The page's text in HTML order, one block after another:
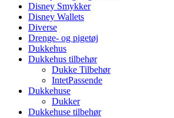
Disney Smykker
Disney Wallets
Diverse
Drenge- og pigetøj
Dukkehus
Dukkehus tilbehør
Dukke Tilbehør
IntetPassende
Dukkehuse
Dukker
Dukkehuse tilbehør